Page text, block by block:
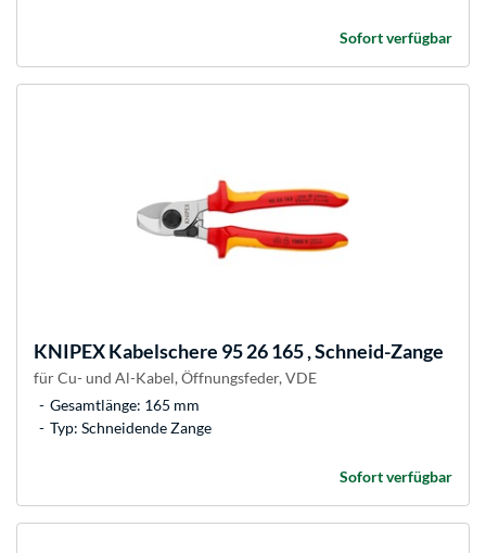
Sofort verfügbar
KNIPEXKabelschere 95 26 165 , Schneid-Zange
für Cu- und Al-Kabel, Öffnungsfeder, VDE
Gesamtlänge: 165 mm
Typ: Schneidende Zange
Sofort verfügbar